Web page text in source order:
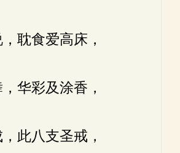
耽食爱高床，
华彩及涂香，
此八支圣戒，